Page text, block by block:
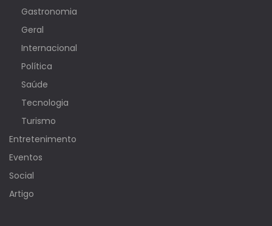
Gastronomia
Geral
Internacional
Política
Saúde
Tecnologia
Turismo
Entretenimento
Eventos
Social
Artigo